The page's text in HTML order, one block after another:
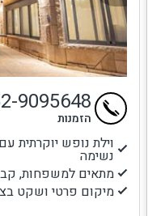
נשימה
מתאים למשפחות,
מיקום פרטי ושקט
9095648
הזמנות